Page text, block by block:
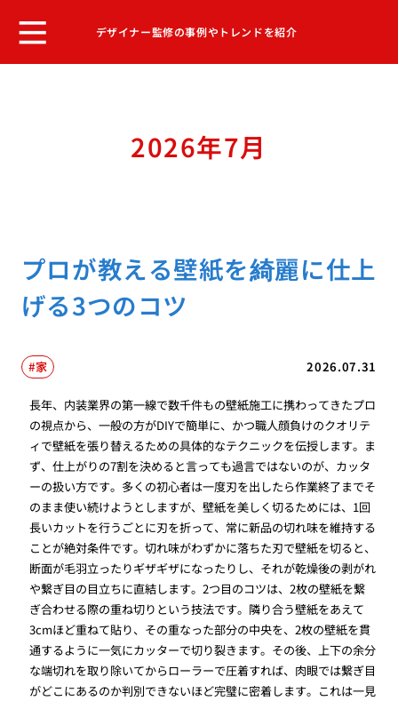
デザイナー監修の事例やトレンドを紹介
2026年7月
プロが教える壁紙を綺麗に仕上
げる3つのコツ
2026.07.31
家
長年、内装業界の第一線で数千件もの壁紙施工に携わってきたプロ
の視点から、一般の方がDIYで簡単に、かつ職人顔負けのクオリテ
ィで壁紙を張り替えるための具体的なテクニックを伝授します。ま
ず、仕上がりの7割を決めると言っても過言ではないのが、カッタ
ーの扱い方です。多くの初心者は一度刃を出したら作業終了までそ
のまま使い続けようとしますが、壁紙を美しく切るためには、1回
長いカットを行うごとに刃を折って、常に新品の切れ味を維持する
ことが絶対条件です。切れ味がわずかに落ちた刃で壁紙を切ると、
断面が毛羽立ったりギザギザになったりし、それが乾燥後の剥がれ
や繋ぎ目の目立ちに直結します。2つ目のコツは、2枚の壁紙を繋
ぎ合わせる際の重ね切りという技法です。隣り合う壁紙をあえて
3cmほど重ねて貼り、その重なった部分の中央を、2枚の壁紙を貫
通するように一気にカッターで切り裂きます。その後、上下の余分
な端切れを取り除いてからローラーで圧着すれば、肉眼では繋ぎ目
がどこにあるのか判別できないほど完璧に密着します。これは一見